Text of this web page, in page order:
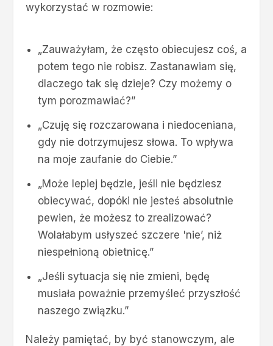
wykorzystać w rozmowie:
„Zauważyłam, że często obiecujesz coś, a
potem tego nie robisz. Zastanawiam się,
dlaczego tak się dzieje? Czy możemy o
tym porozmawiać?”
„Czuję się rozczarowana i niedoceniana,
gdy nie dotrzymujesz słowa. To wpływa
na moje zaufanie do Ciebie.”
„Może lepiej będzie, jeśli nie będziesz
obiecywać, dopóki nie jesteś absolutnie
pewien, że możesz to zrealizować?
Wolałabym usłyszeć szczere 'nie’, niż
niespełnioną obietnicę.”
„Jeśli sytuacja się nie zmieni, będę
musiała poważnie przemyśleć przyszłość
naszego związku.”
Należy pamiętać, by być stanowczym, ale